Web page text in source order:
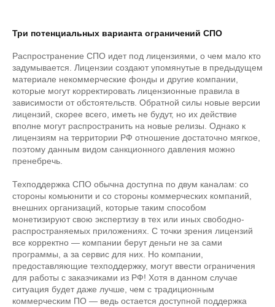
Три потенциальных варианта ограничений СПО
Распространение СПО идет под лицензиями, о чем мало кто
задумывается. Лицензии создают упомянутые в предыдущем
материале некоммерческие фонды и другие компании,
которые могут корректировать лицензионные правила в
зависимости от обстоятельств. Обратной силы новые версии
лицензий, скорее всего, иметь не будут, но их действие
вполне могут распространить на новые релизы. Однако к
лицензиям на территории РФ отношение достаточно мягкое,
поэтому данным видом санкционного давления можно
пренебречь.
Техподдержка СПО обычна доступна по двум каналам: со
стороны комьюнити и со стороны коммерческих компаний,
внешних организаций, которые таким способом
монетизируют свою экспертизу в тех или иных свободно-
распространяемых приложениях. С точки зрения лицензий
все корректно — компании берут деньги не за сами
программы, а за сервис для них. Но компании,
предоставляющие техподдержку, могут ввести ограничения
для работы с заказчиками из РФ! Хотя в данном случае
ситуация будет даже лучше, чем с традиционным
коммерческим ПО — ведь остается доступной поддержка